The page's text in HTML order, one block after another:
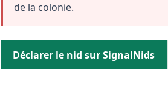
de la colonie.
Déclarer le nid sur SignalNids